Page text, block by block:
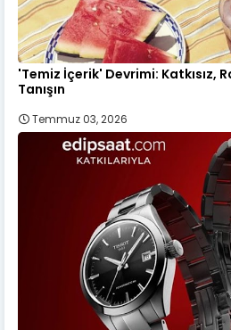
'Temiz İçerik' Devrimi: Katkısız,
Tanışın
Temmuz 03, 2026